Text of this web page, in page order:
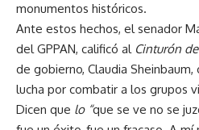
monumentos históricos.
Ante estos hechos, el senador
del GPPAN, calificó al Cinturón de
de gobierno, Claudia Sheinbaum,
lucha por combatir a los grupos
Dicen que lo “que se ve no se